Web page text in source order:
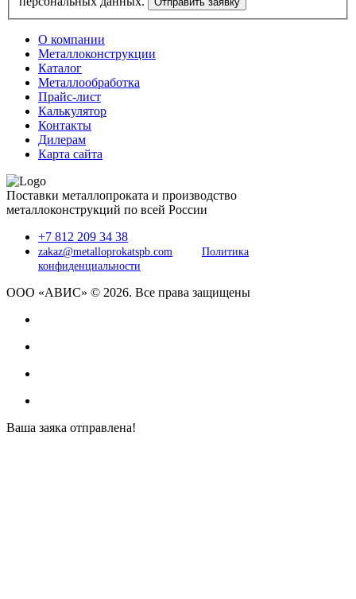
О компании
Металлоконструкции
Каталог
Металлообработка
Прайс-лист
Калькулятор
Контакты
Дилерам
Карта сайта
Поставки металлопроката и производство
металлоконструкций по всей России
+7 812 209 34 38
zakaz@metalloprokatspb.com
Политика
конфиденциальности
ООО «АВИС» © 2026. Все права защищены
Ваша заяка отправлена!